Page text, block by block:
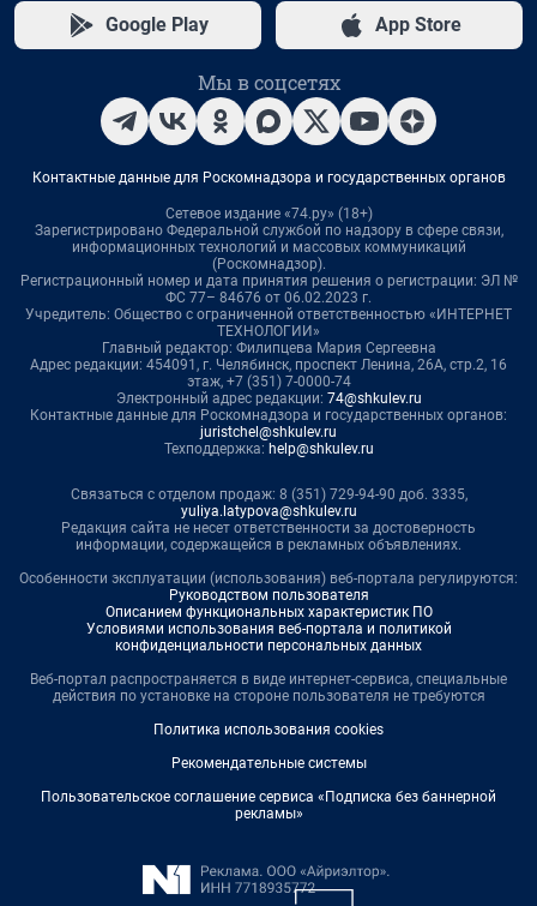
Google Play App Store
Мы в соцсетях
Контактные данные для Роскомнадзора и государственных органов
Сетевое издание «74.ру» (18+)
Зарегистрировано Федеральной службой по надзору в сфере связи,
информационных технологий и массовых коммуникаций
(Роскомнадзор).
Регистрационный номер и дата принятия решения о регистрации: ЭЛ №
ФС 77– 84676 от 06.02.2023 г.
Учредитель: Общество с ограниченной ответственностью «ИНТЕРНЕТ
ТЕХНОЛОГИИ»
Главный редактор: Филипцева Мария Сергеевна
Адрес редакции: 454091, г. Челябинск, проспект Ленина, 26А, стр.2, 16
этаж, +7 (351) 7-0000-74
Электронный адрес редакции: 74@shkulev.ru
Контактные данные для Роскомнадзора и государственных органов:
juristchel@shkulev.ru
Техподдержка: help@shkulev.ru
Связаться с отделом продаж: 8 (351) 729-94-90 доб. 3335,
yuliya.latypova@shkulev.ru
Редакция сайта не несет ответственности за достоверность
информации, содержащейся в рекламных объявлениях.
Особенности эксплуатации (использования) веб-портала регулируются:
Руководством пользователя
Описанием функциональных характеристик ПО
Условиями использования веб-портала и политикой
конфиденциальности персональных данных
Веб-портал распространяется в виде интернет-сервиса, специальные
действия по установке на стороне пользователя не требуются
Политика использования cookies
Рекомендательные системы
Пользовательское соглашение сервиса «Подписка без баннерной
рекламы»